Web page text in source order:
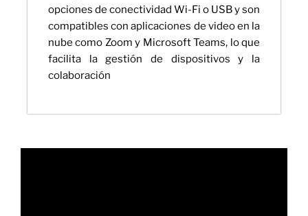
opciones de conectividad Wi-Fi o USB y son
compatibles con aplicaciones de video en la
nube como Zoom y Microsoft Teams, lo que
facilita la gestión de dispositivos y la
colaboración